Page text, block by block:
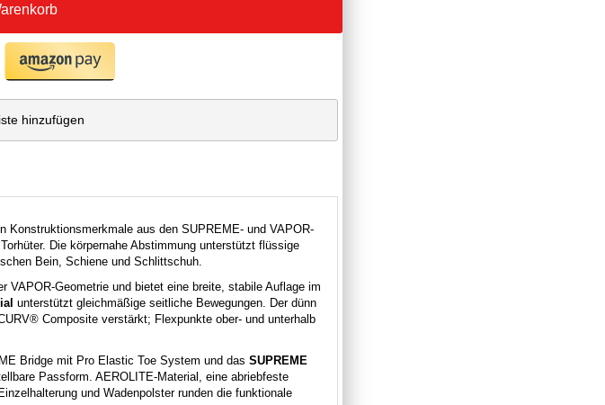
hinzufügen
Konstruktionsmerkmale aus den SUPREME- und VAPOR-
Die körpernahe Abstimmung unterstützt flüssige
Bein, Schiene und Schlittschuh.
VAPOR-Geometrie und bietet eine breite, stabile Auflage im
unterstützt gleichmäßige seitliche Bewegungen. Der dünn
Composite verstärkt; Flexpunkte ober- und unterhalb
Bridge mit Pro Elastic Toe System und das SUPREME
Passform. AEROLITE-Material, eine abriebfeste
und Wadenpolster runden die funktionale